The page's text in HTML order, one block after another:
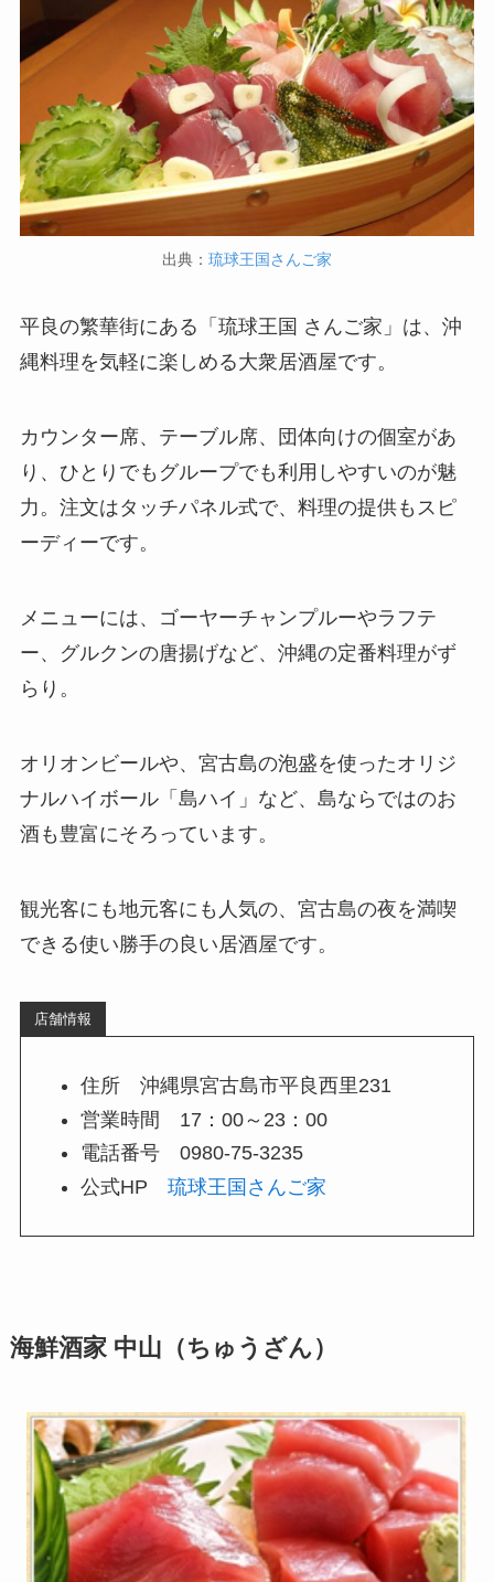
出典： 琉球王国さんご家
平良の繁華街にある「琉球王国 さんご家」は、沖
縄料理を気軽に楽しめる大衆居酒屋です。
カウンター席、テーブル席、団体向けの個室があ
り、ひとりでもグループでも利用しやすいのが魅
力。注文はタッチパネル式で、料理の提供もスピ
ーディーです。
メニューには、ゴーヤーチャンプルーやラフテ
ー、グルクンの唐揚げなど、沖縄の定番料理がず
らり。
オリオンビールや、宮古島の泡盛を使ったオリジ
ナルハイボール「島ハイ」など、島ならではのお
酒も豊富にそろっています。
観光客にも地元客にも人気の、宮古島の夜を満喫
できる使い勝手の良い居酒屋です。
店舗情報
住所 沖縄県宮古島市平良西里231
営業時間 17：00～23：00
電話番号 0980-75-3235
公式HP 琉球王国さんご家
海鮮酒家 中山（ちゅうざん）